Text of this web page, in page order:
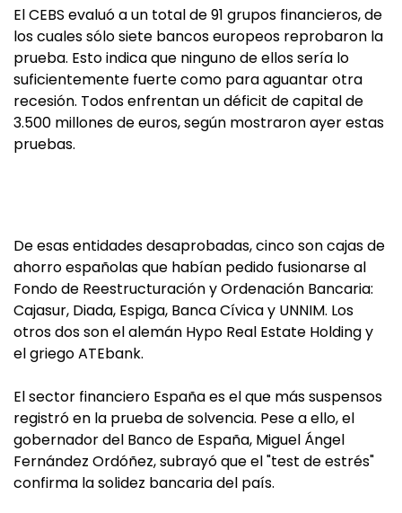
El CEBS evaluó a un total de 91 grupos financieros, de
los cuales sólo siete bancos europeos reprobaron la
prueba. Esto indica que ninguno de ellos sería lo
suficientemente fuerte como para aguantar otra
recesión. Todos enfrentan un déficit de capital de
3.500 millones de euros, según mostraron ayer estas
pruebas.
De esas entidades desaprobadas, cinco son cajas de
ahorro españolas que habían pedido fusionarse al
Fondo de Reestructuración y Ordenación Bancaria:
Cajasur, Diada, Espiga, Banca Cívica y UNNIM. Los
otros dos son el alemán Hypo Real Estate Holding y
el griego ATEbank.
El sector financiero España es el que más suspensos
registró en la prueba de solvencia. Pese a ello, el
gobernador del Banco de España, Miguel Ángel
Fernández Ordóñez, subrayó que el "test de estrés"
confirma la solidez bancaria del país.